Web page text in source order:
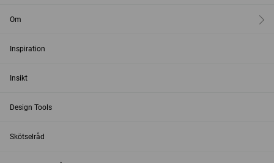
Om
Inspiration
Insikt
Design Tools
Skötselråd